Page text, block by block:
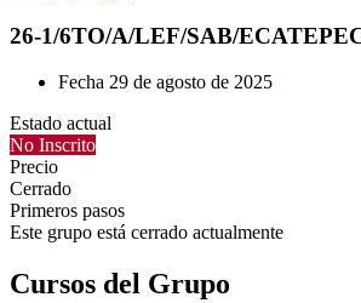
26-1/6TO/A/LEF/SAB/
Fecha 29 de agosto de 2025
Estado actual
No Inscrito
Precio
Cerrado
Primeros pasos
Este grupo está cerrado actualmente
Cursos del Grupo